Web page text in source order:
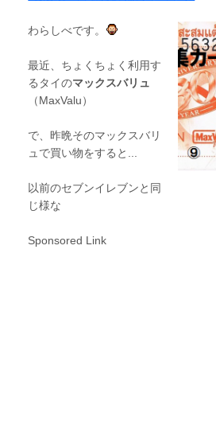
わらしべです。
最近、ちょくちょく利用す
るタイのマックスバリュ
（MaxValu）
で、昨晩そのマックスバリ
ュで買い物をすると...
以前のセブンイレブンと同
じ様な
Sponsored Link